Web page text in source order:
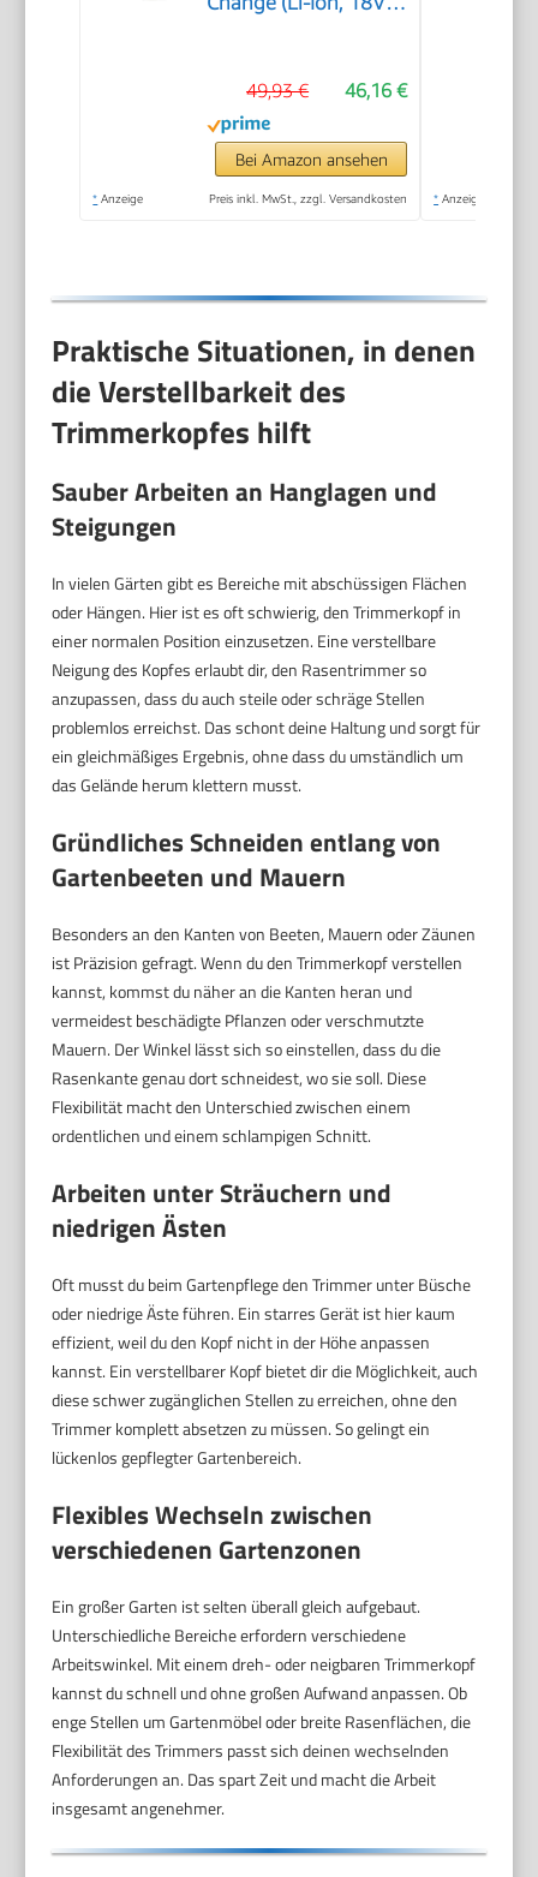
Kunststoffmesser,
inkl. 2,0Ah Akku und
Ladegerät)
46,16 €
49,93 €
Bei Amazon ansehen
* Anzeige Preis inkl. MwSt., zzgl. Versandkosten * Anzeige
Praktische Situationen, in denen
die Verstellbarkeit des
Trimmerkopfes hilft
Sauber Arbeiten an Hanglagen und
Steigungen
In vielen Gärten gibt es Bereiche mit abschüssigen Flächen
oder Hängen. Hier ist es oft schwierig, den Trimmerkopf in
einer normalen Position einzusetzen. Eine verstellbare
Neigung des Kopfes erlaubt dir, den Rasentrimmer so
anzupassen, dass du auch steile oder schräge Stellen
problemlos erreichst. Das schont deine Haltung und sorgt für
ein gleichmäßiges Ergebnis, ohne dass du umständlich um
das Gelände herum klettern musst.
Gründliches Schneiden entlang von
Gartenbeeten und Mauern
Besonders an den Kanten von Beeten, Mauern oder Zäunen
ist Präzision gefragt. Wenn du den Trimmerkopf verstellen
kannst, kommst du näher an die Kanten heran und
vermeidest beschädigte Pflanzen oder verschmutzte
Mauern. Der Winkel lässt sich so einstellen, dass du die
Rasenkante genau dort schneidest, wo sie soll. Diese
Flexibilität macht den Unterschied zwischen einem
ordentlichen und einem schlampigen Schnitt.
Arbeiten unter Sträuchern und
niedrigen Ästen
Oft musst du beim Gartenpflege den Trimmer unter Büsche
oder niedrige Äste führen. Ein starres Gerät ist hier kaum
effizient, weil du den Kopf nicht in der Höhe anpassen
kannst. Ein verstellbarer Kopf bietet dir die Möglichkeit, auch
diese schwer zugänglichen Stellen zu erreichen, ohne den
Trimmer komplett absetzen zu müssen. So gelingt ein
lückenlos gepflegter Gartenbereich.
Flexibles Wechseln zwischen
verschiedenen Gartenzonen
Ein großer Garten ist selten überall gleich aufgebaut.
Unterschiedliche Bereiche erfordern verschiedene
Arbeitswinkel. Mit einem dreh- oder neigbaren Trimmerkopf
kannst du schnell und ohne großen Aufwand anpassen. Ob
enge Stellen um Gartenmöbel oder breite Rasenflächen, die
Flexibilität des Trimmers passt sich deinen wechselnden
Anforderungen an. Das spart Zeit und macht die Arbeit
insgesamt angenehmer.